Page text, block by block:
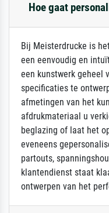
Hoe gaat
Bij Meisterdrucke is
een eenvoudig en
een kunstwerk geheel
specificaties te
afmetingen van het
afdrukmateriaal u
beglazing of laat het
eveneens
partouts,
klantendienst staat
ontwerpen van het